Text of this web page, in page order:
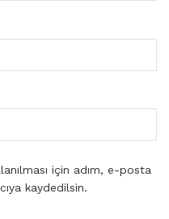
için adım, e-posta
kaydedilsin.